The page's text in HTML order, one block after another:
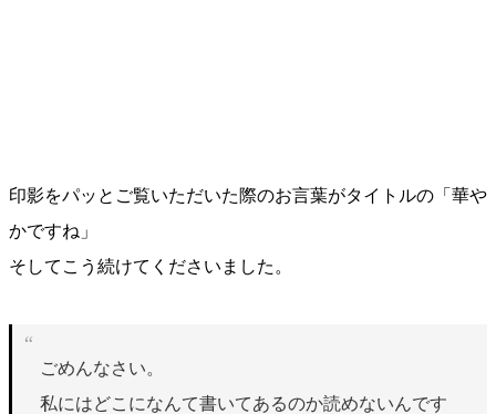
印影をパッとご覧いただいた際のお言葉がタイトルの「華や
かですね」
そしてこう続けてくださいました。
ごめんなさい。
私にはどこになんて書いてあるのか読めないんです